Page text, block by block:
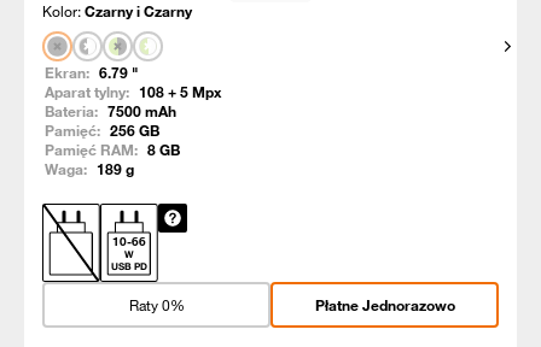
Kolor:Czarny i Czarny
Ekran: 6.79 "
Aparat tylny: 108 + 5Mpx
Bateria: 7500mAh
Pamięć: 256GB
Pamięć RAM: 8GB
Waga: 189g
10-66
W
USB PD
Płatne Jednorazowo
Raty 0%